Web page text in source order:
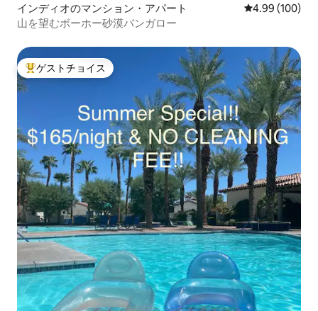
インディオのマンション・アパート レビュー100
4.99 (100)
山を望むボーホー砂漠バンガロー
大好評のゲストチョイスです。
ゲストチョイス